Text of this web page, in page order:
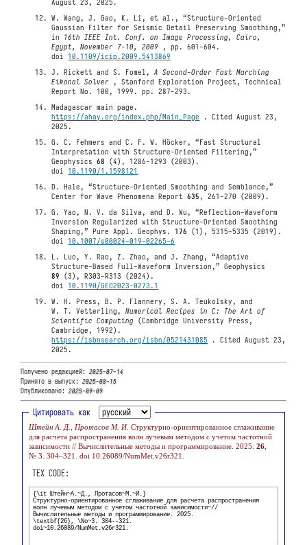
August 23, 2025.
W. Wang, J. Gao, K. Li, et al., “Structure-Oriented
Gaussian Filter for Seismic Detail Preserving Smoothing,”
in 16th IEEE Int. Conf. on Image Processing, Cairo,
Egypt, November 7-10, 2009 , pp. 601-604.
doi10.1109/icip.2009.5413869
J. Rickett and S. Fomel,A Second-Order Fast Marching
Eikonal Solver
, Stanford Exploration Project, Technical
Report No. 100, 1999. pp. 287-293.
Madagascar main page.
https://ahay.org/index.php/Main_Page
. Cited August 23,
2025.
G. C. Fehmers and C. F. W. Höcker, “Fast Structural
Interpretation with Structure-Oriented Filtering,”
Geophysics68 (4), 1286-1293 (2003).
doi10.1190/1.1598121
D. Hale, “Structure-Oriented Smoothing and Semblance,”
Center for Wave Phenomena Report635 , 261-270 (2009).
G. Yao, N. V. da Silva, and D. Wu, “Reflection-Waveform
Inversion Regularized with Structure-Oriented Smoothing
Shaping,” Pure Appl. Geophys.176 (1), 5315-5335 (2019).
doi10.1007/s00024-019-02265-6
L. Luo, Y. Rao, Z. Zhao, and J. Zhang, “Adaptive
Structure-Based Full-Waveform Inversion,” Geophysics
89 (3), R303-R313 (2024).
doi10.1190/GEO2023-0273.1
W. H. Press, B. P. Flannery, S. A. Teukolsky, and
W. T. Vetterling,Numerical Recipes in C: The Art of
Scientific Computing (Cambridge University Press,
Cambridge, 1992).
https://isbnsearch.org/isbn/0521431085
. Cited August 23,
2025.
Получено редакцией:2025-07-14
Принято в выпуск:2025-08-15
Опубликовано:2025-09-09
Цитировать как
Штейн А. Д., Протасов М. И.Структурно-ориентированное сглаживание
для расчета распространения волн лучевым методом с учетом частотной
зависимости // Вычислительные методы и программирование. 2025.26
№ 3. 304–321. doi 10.26089/NumMet.v26r321.
TEX CODE: